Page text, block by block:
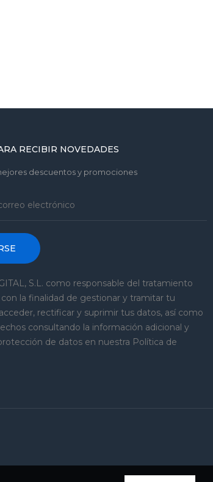
RECIBIR NOVEDADES
descuentos y promociones
S.L. como responsable del tratamiento
la finalidad de gestionar y tramitar tu
rectificar y suprimir tus datos, así como
consultando la información adicional y
de datos en nuestra Política de